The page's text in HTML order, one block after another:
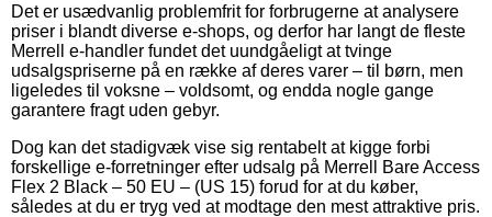
Det er usædvanlig problemfrit for forbrugerne at analysere
priser i blandt diverse e-shops, og derfor har langt de fleste
Merrell e-handler fundet det uundgåeligt at tvinge
udsalgspriserne på en række af deres varer – til børn, men
ligeledes til voksne – voldsomt, og endda nogle gange
garantere fragt uden gebyr.
Dog kan det stadigvæk vise sig rentabelt at kigge forbi
forskellige e-forretninger efter udsalg på Merrell Bare Access
Flex 2 Black – 50 EU – (US 15) forud for at du køber,
således at du er tryg ved at modtage den mest attraktive pris.